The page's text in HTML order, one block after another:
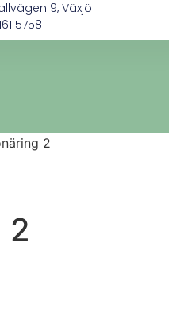
9, Växjö
5758
2
2